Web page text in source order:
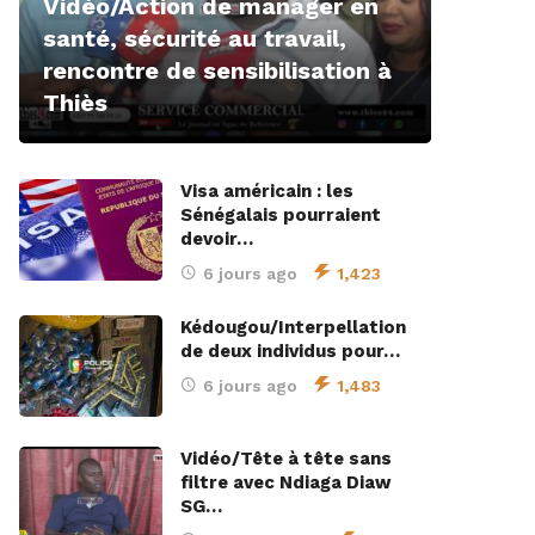
santé, sécurité au travail,
rencontre de sensibilisation à
Thiès
Visa américain : les
Sénégalais pourraient
devoir…
6 jours ago 1,423
Kédougou/Interpellation
de deux individus pour…
6 jours ago 1,483
Vidéo/Tête à tête sans
filtre avec Ndiaga Diaw
SG…